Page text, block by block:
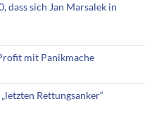
dass sich Jan Marsalek in
mit Panikmache
Rettungsanker“